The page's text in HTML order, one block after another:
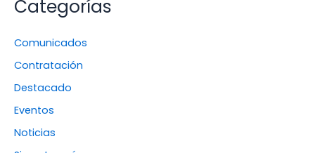
Categorías
Comunicados
Contratación
Destacado
Eventos
Noticias